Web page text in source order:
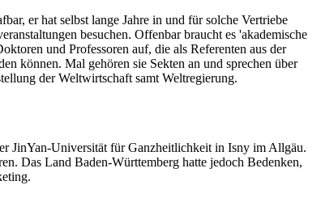
er hat selbst lange Jahre in und für solche Vertriebe
besuchen. Offenbar braucht es 'akademische
und Professoren auf, die als Referenten aus der
können. Mal gehören sie Sekten an und sprechen über
der Weltwirtschaft samt Weltregierung.
JinYan-Universität für Ganzheitlichkeit in Isny im Allgäu.
Das Land Baden-Württemberg hatte jedoch Bedenken,